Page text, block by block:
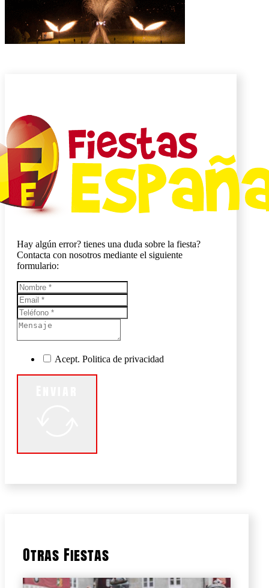
Hay algún error? tienes una duda sobre la fiesta?
Contacta con nosotros mediante el siguiente
formulario:
Acept. Politica de privacidad
Otras Fiestas